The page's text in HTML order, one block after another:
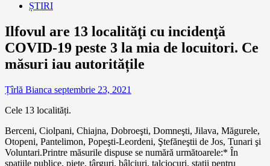
ȘTIRI
Ilfovul are 13 localităţi cu incidenţă
COVID-19 peste 3 la mia de locuitori. Ce
măsuri iau autoritățile
Țîrlă Bianca septembrie 23, 2021
Cele 13 localități.
Berceni, Ciolpani, Chiajna, Dobroeşti, Domneşti, Jilava, Măgurele,
Otopeni, Pantelimon, Popeşti-Leordeni, Ştefăneştii de Jos, Tunari şi
Voluntari.Printre măsurile dispuse se numără următoarele:* În
spaţiile publice, pieţe, târguri, bâlciuri, talciocuri, staţii pentru